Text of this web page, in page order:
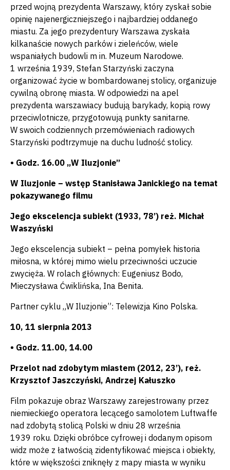
przed wojną prezydenta Warszawy, który zyskał sobie
opinię najenergiczniejszego i najbardziej oddanego
miastu. Za jego prezydentury Warszawa zyskała
kilkanaście nowych parków i zieleńców, wiele
wspaniałych budowli m in. Muzeum Narodowe.
1 września 1939, Stefan Starzyński zaczyna
organizować życie w bombardowanej stolicy, organizuje
cywilną obronę miasta. W odpowiedzi na apel
prezydenta warszawiacy budują barykady, kopią rowy
przeciwlotnicze, przygotowują punkty sanitarne.
W swoich codziennych przemówieniach radiowych
Starzyński podtrzymuje na duchu ludność stolicy.
• Godz. 16.00 „W Iluzjonie”
W Iluzjonie – wstęp Stanisława Janickiego na temat
pokazywanego filmu
Jego ekscelencja subiekt (1933, 78’) reż. Michał
Waszyński
Jego ekscelencja subiekt – pełna pomyłek historia
miłosna, w której mimo wielu przeciwności uczucie
zwycięża. W rolach głównych: Eugeniusz Bodo,
Mieczysława Ćwiklińska, Ina Benita.
Partner cyklu „W Iluzjonie”: Telewizja Kino Polska.
10, 11 sierpnia 2013
• Godz. 11.00, 14.00
Przelot nad zdobytym miastem (2012, 23’), reż.
Krzysztof Jaszczyński, Andrzej Kałuszko
Film pokazuje obraz Warszawy zarejestrowany przez
niemieckiego operatora lecącego samolotem Luftwaffe
nad zdobytą stolicą Polski w dniu 28 września
1939 roku. Dzięki obróbce cyfrowej i dodanym opisom
widz może z łatwością zidentyfikować miejsca i obiekty,
które w większości zniknęły z mapy miasta w wyniku